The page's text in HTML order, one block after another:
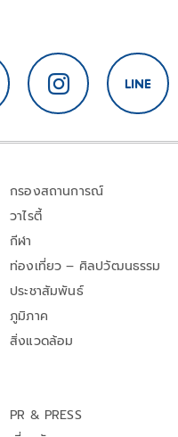
กรองสถานการณ์
วาไรตี้
กีฬา
ท่องเที่ยว – ศิลปวัฒนธรรม
ประชาสัมพันธ์
ภูมิภาค
สิ่งแวดล้อม
PR & PRESS